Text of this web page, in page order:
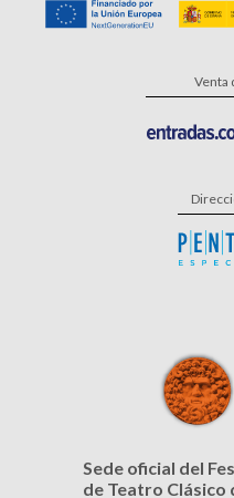
Venta
Sede oficial del
de Teatro Clásico